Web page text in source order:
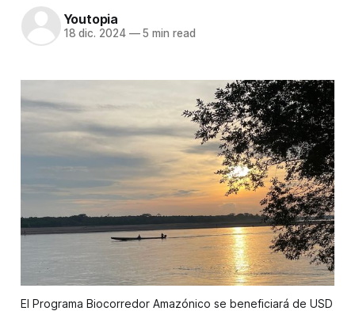
Youtopia
18 dic. 2024 —5 min read
El Programa Biocorredor Amazónico se beneficiará de USD